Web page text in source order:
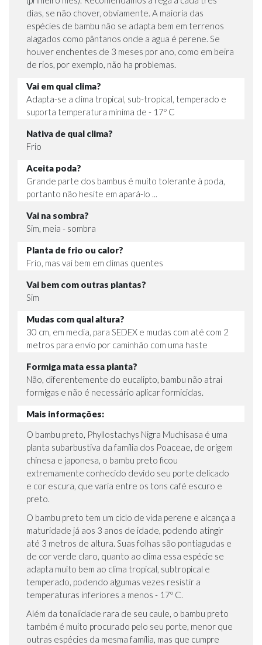
dias, se não chover, obviamente. A maioria das
espécies de bambu não se adapta bem em terrenos
alagados como pântanos onde a agua é perene. Se
houver enchentes de 3 meses por ano, como em beira
de rios, por exemplo, não ha problemas.
Vai em qual clima?
Adapta-se a clima tropical, sub-tropical, temperado e
suporta temperatura mínima de - 17º C
Nativa de qual clima?
Frio
Aceita poda?
Grande parte dos bambus é muito tolerante à poda,
portanto não hesite em apará-lo ...
Vai na sombra?
Sim, meia - sombra
Planta de frio ou calor?
Frio, mas vai bem em climas quentes
Vai bem com outras plantas?
Sim
Mudas com qual altura?
30 cm, em media, para SEDEX e mudas com até com 2
metros para envio por caminhão com uma haste
Formiga mata essa planta?
Não, diferentemente do eucalipto, bambu não atrai
formigas e não é necessário aplicar formicidas.
Mais informações:
O bambu preto, Phyllostachys Nigra Muchisasa é uma
planta subarbustiva da família dos Poaceae, de origem
chinesa e japonesa, o bambu preto ficou
extremamente conhecido devido seu porte delicado
e cor escura, que varia entre os tons café escuro e
preto.
O bambu preto tem um ciclo de vida perene e alcança a
maturidade já aos 3 anos de idade, podendo atingir
até 3 metros de altura. Suas folhas são pontiagudas e
de cor verde claro, quanto ao clima essa espécie se
adapta muito bem ao clima tropical, subtropical e
temperado, podendo algumas vezes resistir a
temperaturas inferiores a menos - 17º C.
Além da tonalidade rara de seu caule, o bambu preto
também é muito procurado pelo seu porte, menor que
outras espécies da mesma família, mas que cumpre